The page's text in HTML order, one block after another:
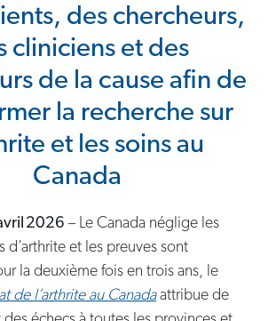
des chercheurs,
cliniciens et des
de la cause afin de
la recherche sur
et les soins au
Canada
2026 – Le Canada néglige les
d’arthrite et les preuves sont
la deuxième fois en trois ans, le
de l’arthrite au Canadaattribue de